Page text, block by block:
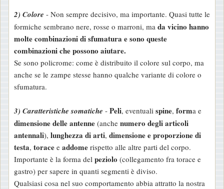
2) Colore - Non sempre decisivo, ma importante. Quasi tutte le
formiche sembrano nere, rosse o marroni, ma da vicino hanno
molte combinazioni di sfumatura e sono queste
combinazioni che possono aiutare.
Se sono policrome: come è distribuito il colore sul corpo, ma
anche se le zampe stesse hanno qualche variante di colore o
sfumatura.
3) Caratteristiche somatiche - Peli, eventuali spine, forma e
dimensione delle antenne (anche numero degli articoli
antennali), lunghezza di arti, dimensione e proporzione di
testa, torace e addome rispetto alle altre parti del corpo.
Importante è la forma del peziolo (collegamento fra torace e
gastro) per sapere in quanti segmenti è diviso.
Qualsiasi cosa nel suo comportamento abbia attratto la nostra